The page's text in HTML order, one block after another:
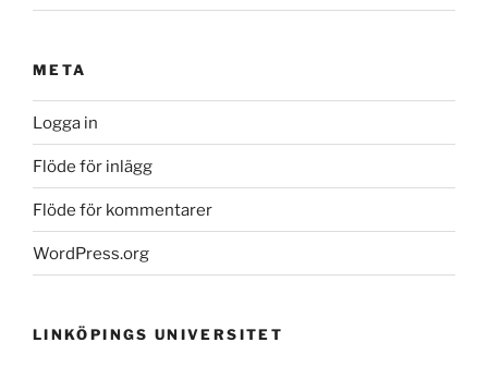
META
Logga in
Flöde för inlägg
Flöde för kommentarer
WordPress.org
LINKÖPINGS UNIVERSITET